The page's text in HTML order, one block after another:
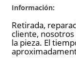
Información:
Retirada,
cliente,
la pieza. El